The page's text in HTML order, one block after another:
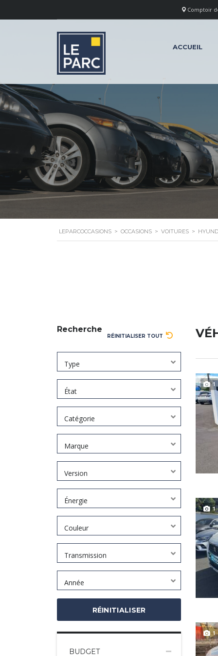
Comptoir
ACCUEIL
LEPARCOCCASIONS > OCCASIONS > VOITURES >
Recherche
RÉINITIALISER TOUT
Type
État
Catégorie
Marque
Version
Énergie
Couleur
Transmission
Année
RÉINITIALISER
BUDGET
1
1
1